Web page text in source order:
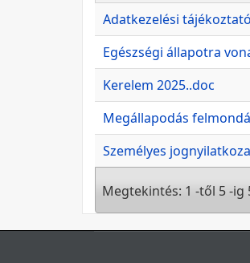
Név
Adatkezelési
Egészségi állapotra
Kerelem 2025..doc
Megállapodás
Személyes
Megtekintés: 1 -től 5 -ig